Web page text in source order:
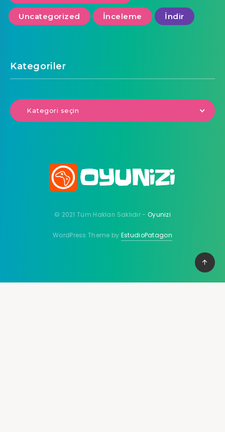
Uncategorized İnceleme İndir
Kategoriler
Kategori seçin
© 2021 Tüm Hakları Saklıdır - Oyunizi
WordPress Theme by EstudioPatagon